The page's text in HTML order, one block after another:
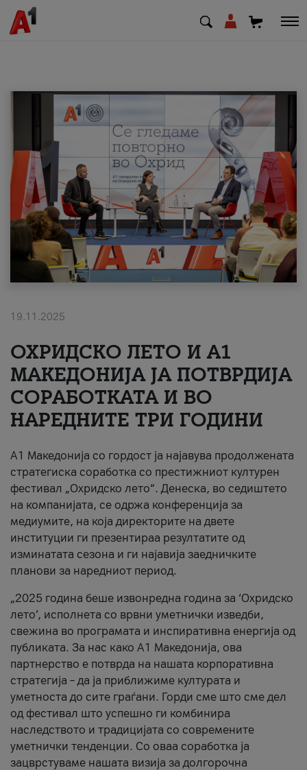
МК SQ
Приватни Деловни
Поддршка
Надополни кредит
#ПодобарОнлајн
19.11.2025
ОХРИДСКО ЛЕТО И A1
МАКЕДОНИЈА ЈА ПОТВРДИЈА
СОРАБОТКАТА И ВО
НАРЕДНИТЕ ТРИ ГОДИНИ
A1 Македонија со гордост ја најавува продолжената
стратегиска соработка со престижниот културен
фестивал „Охридско лето“. Денеска, во седиштето
на компанијата, се одржа конференција за
медиумите, на која директорите на двете
институции ги презентираа резултатите од
изминатата сезона и ги најавија заедничките
планови за наредниот период.
„2025 година беше извонредна година за ‘Охридско
лето’, исполнета со врвни уметнички изведби,
свежина во програмата и инспиративна енергија од
публиката. За нас како A1 Македонија, ова
партнерство е потврда на нашата корпоративна
стратегија – да ја приближиме културата и
уметноста до сите граѓани. Горди сме што сме дел
од фестивал што успешно ги комбинира
наследството и традицијата со современите
уметнички тенденции. Со оваа соработка ја
зацврстуваме нашата визија за долгорочна